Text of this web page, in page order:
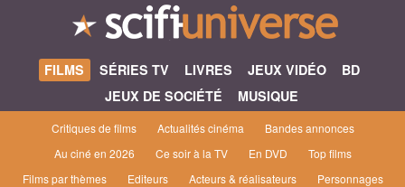
FILMS SÉRIES TV LIVRES JEUX VIDÉO
BD
JEUX DE SOCIÉTÉ
MUSIQUE
Critiques de films Actualités cinéma
Bandes annonces
Au ciné en 2026
Ce soir à la TV En DVD
Top films
Films par thèmes
Editeurs Acteurs & réalisateurs
Personnages